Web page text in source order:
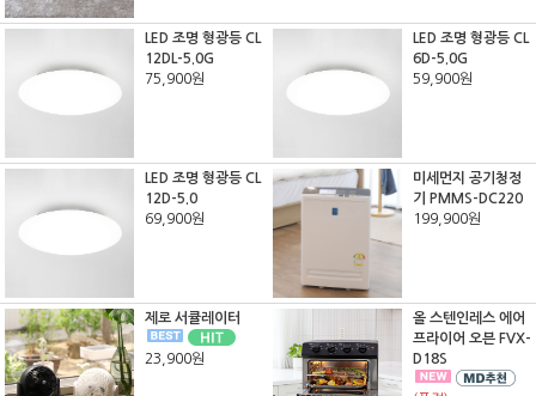
LED 조명 형광등 CL
12DL-5.0G
75,900원
LED 조명 형광등 CL
6D-5.0G
59,900원
LED 조명 형광등 CL
12D-5.0
69,900원
미세먼지 공기청정
기 PMMS-DC220
199,900원
제로 서큘레이터
23,900원
올 스텐인레스 에어
프라이어 오븐 FVX-
D18S